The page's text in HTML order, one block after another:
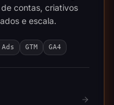
contas, criativos
e escala.
GTM GA4